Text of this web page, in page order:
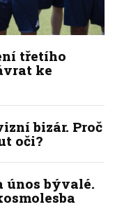
třetího
ke
bizár. Proč
oči?
únos bývalé.